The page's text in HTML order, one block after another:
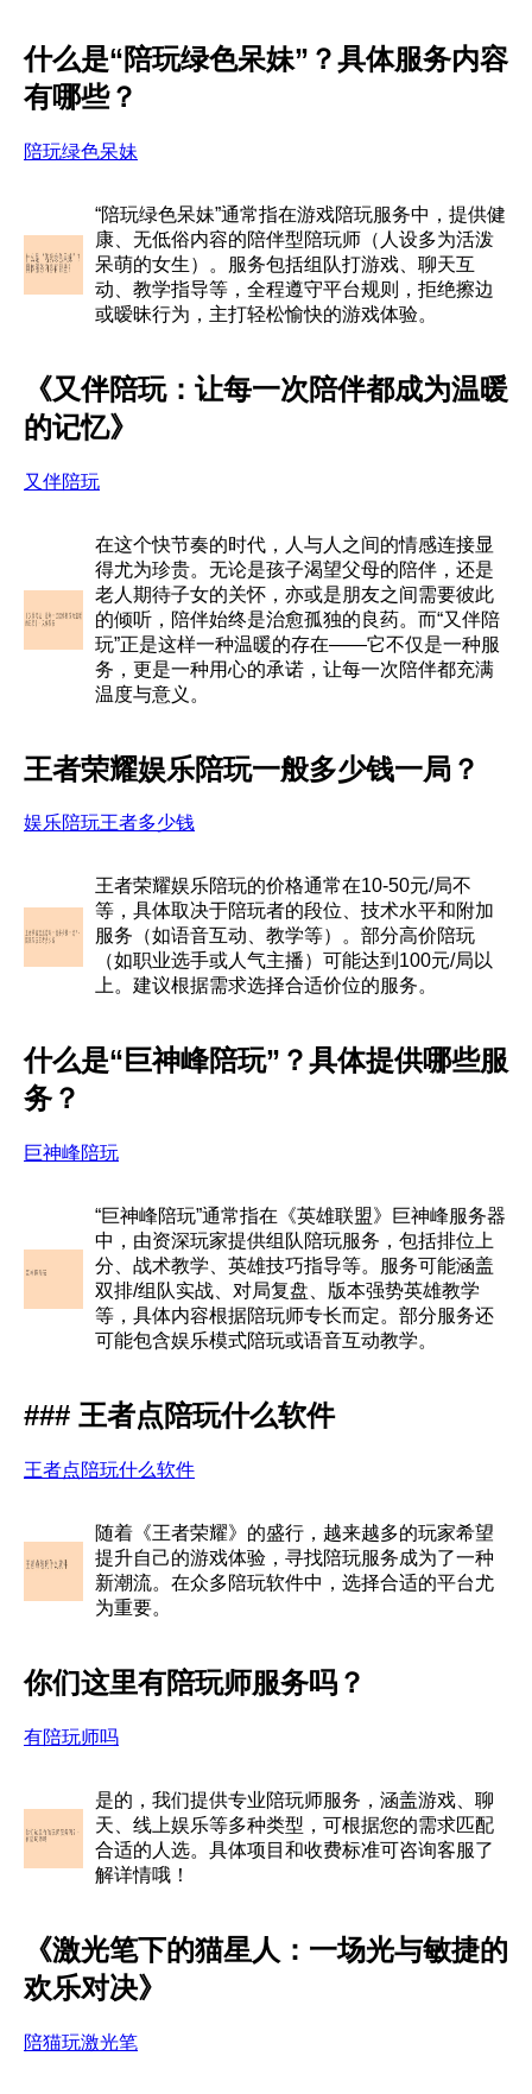
什么是“陪玩绿色呆妹”？具体服务内容
有哪些？
陪玩绿色呆妹
“陪玩绿色呆妹”通常指在游戏陪玩服务中，提供健
康、无低俗内容的陪伴型陪玩师（人设多为活泼
呆萌的女生）。服务包括组队打游戏、聊天互
动、教学指导等，全程遵守平台规则，拒绝擦边
或暧昧行为，主打轻松愉快的游戏体验。
《又伴陪玩：让每一次陪伴都成为温暖
的记忆》
又伴陪玩
在这个快节奏的时代，人与人之间的情感连接显
得尤为珍贵。无论是孩子渴望父母的陪伴，还是
老人期待子女的关怀，亦或是朋友之间需要彼此
的倾听，陪伴始终是治愈孤独的良药。而“又伴陪
玩”正是这样一种温暖的存在——它不仅是一种服
务，更是一种用心的承诺，让每一次陪伴都充满
温度与意义。
王者荣耀娱乐陪玩一般多少钱一局？
娱乐陪玩王者多少钱
王者荣耀娱乐陪玩的价格通常在10-50元/局不
等，具体取决于陪玩者的段位、技术水平和附加
服务（如语音互动、教学等）。部分高价陪玩
（如职业选手或人气主播）可能达到100元/局以
上。建议根据需求选择合适价位的服务。
什么是“巨神峰陪玩”？具体提供哪些服
务？
巨神峰陪玩
“巨神峰陪玩”通常指在《英雄联盟》巨神峰服务器
中，由资深玩家提供组队陪玩服务，包括排位上
分、战术教学、英雄技巧指导等。服务可能涵盖
双排/组队实战、对局复盘、版本强势英雄教学
等，具体内容根据陪玩师专长而定。部分服务还
可能包含娱乐模式陪玩或语音互动教学。
### 王者点陪玩什么软件
王者点陪玩什么软件
随着《王者荣耀》的盛行，越来越多的玩家希望
提升自己的游戏体验，寻找陪玩服务成为了一种
新潮流。在众多陪玩软件中，选择合适的平台尤
为重要。
你们这里有陪玩师服务吗？
有陪玩师吗
是的，我们提供专业陪玩师服务，涵盖游戏、聊
天、线上娱乐等多种类型，可根据您的需求匹配
合适的人选。具体项目和收费标准可咨询客服了
解详情哦！
《激光笔下的猫星人：一场光与敏捷的
欢乐对决》
陪猫玩激光笔